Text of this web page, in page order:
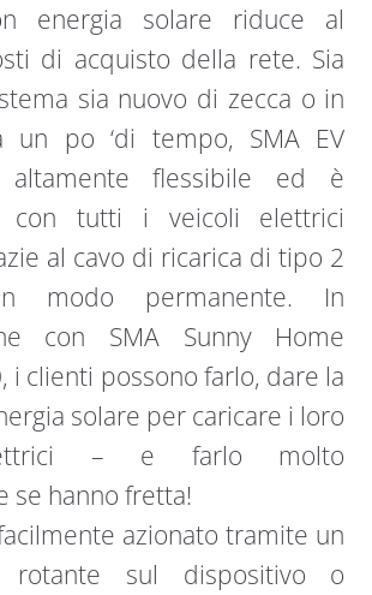
energia solare riduce al
di acquisto della rete. Sia
sia nuovo di zecca o in
un po ‘di tempo, SMA EV
altamente flessibile ed è
con tutti i veicoli elettrici
al cavo di ricarica di tipo 2
modo permanente. In
con SMA Sunny Home
i clienti possono farlo, dare la
solare per caricare i loro
– e farlo molto
se hanno fretta!
azionato tramite un
rotante sul dispositivo o